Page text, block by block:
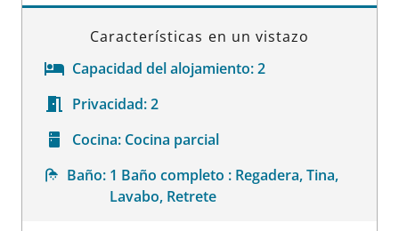
Características en un vistazo
Capacidad del alojamiento:2
Privacidad:2
Cocina: Cocina parcial
Baño: 1 Baño completo : Regadera, Tina,
Lavabo, Retrete